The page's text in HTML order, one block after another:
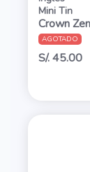
Mini Tin
Crown
AGOTADO
S/. 45.00